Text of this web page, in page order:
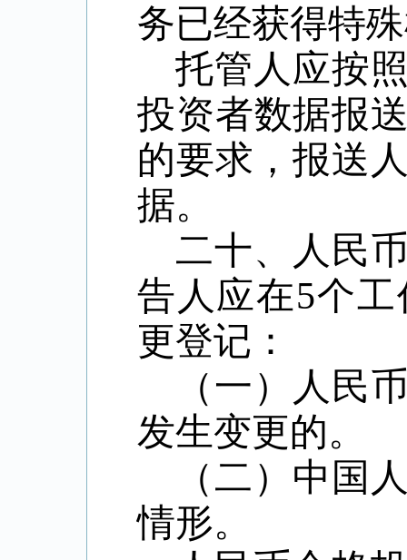
务已经获得特
托管人应按
投资者数据报
的要求，报送
据。
二十、人民
告人应在5个
更登记：
（一）人民
发生变更的。
（二）中国
情形。